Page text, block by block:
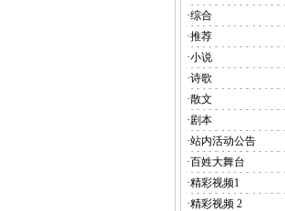
·综合
·推荐
·小说
·诗歌
·散文
·剧本
·站内活动公告
·百姓大舞台
·精彩视频1
·精彩视频 2